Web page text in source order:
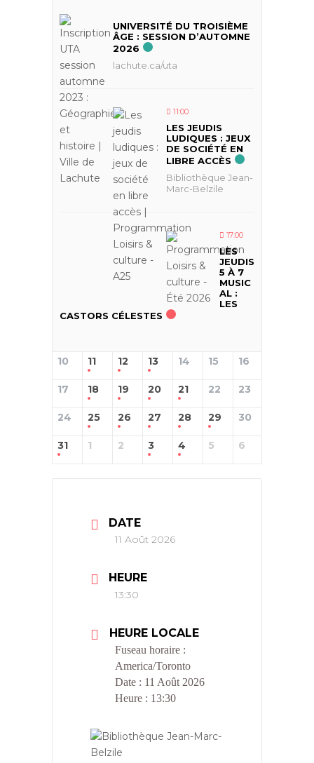
UNIVERSITÉ DU TROISIÈME
ÂGE : SESSION D’AUTOMNE
2026
lachute.ca/uta
11:00
LES JEUDIS
LUDIQUES : JEUX
DE SOCIÉTÉ EN
LIBRE ACCÈS
Bibliothèque Jean-
Marc-Belzile
17:00
LES
JEUDIS
5 À 7
MUSIC
AL :
LES
CASTORS CÉLESTES
10 11 12 13 14 15 16
17 18 19 20 21 22 23
24 25 26 27 28 29 30
31 1 2 3 4 5 6
DATE
11 Août 2026
HEURE
13:30
HEURE LOCALE
Fuseau horaire :
America/Toronto
Date : 11 Août 2026
Heure : 13:30